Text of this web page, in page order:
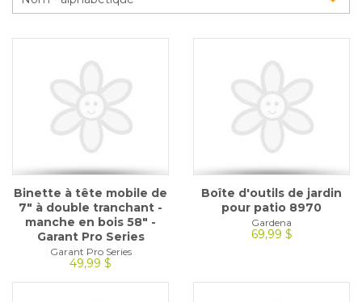
Calendrier horticole
Service à la clientèle
Binette à tête mobile de
7" à double tranchant -
manche en bois 58" -
Garant Pro Series
Garant Pro Series
49,99 $
Boîte d'outils de jardin
pour patio 8970
Gardena
69,99 $